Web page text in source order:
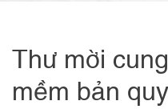
Thư mời
mềm bản